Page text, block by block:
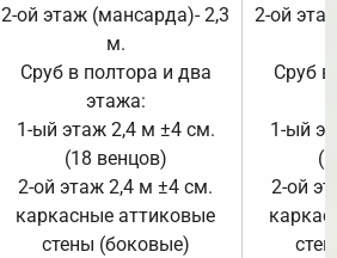
2-ой этаж (мансарда)- 2,3
м.
Сруб в полтора и два
этажа:
1-ый этаж 2,4 м ±4 см.
(18 венцов)
2-ой этаж 2,4 м ±4 см.
каркасные аттиковые
стены (боковые)
2-ой
Сруб
1-ый
2-ой